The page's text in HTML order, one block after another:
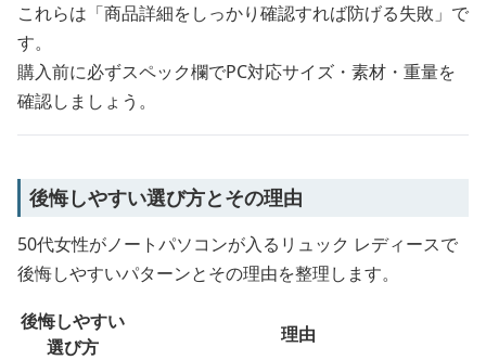
これらは「商品詳細をしっかり確認すれば防げる失敗」で
す。
購入前に必ずスペック欄でPC対応サイズ・素材・重量を
確認しましょう。
後悔しやすい選び方とその理由
50代女性がノートパソコンが入るリュック レディースで
後悔しやすいパターンとその理由を整理します。
後悔しやすい
選び方
理由